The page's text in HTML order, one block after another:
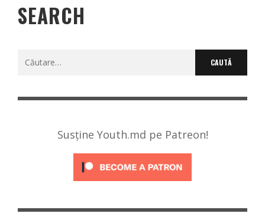
SEARCH
Caută
Susține Youth.md pe Patreon!